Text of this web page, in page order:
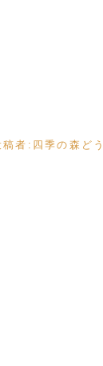
稿者: 四季の森ど